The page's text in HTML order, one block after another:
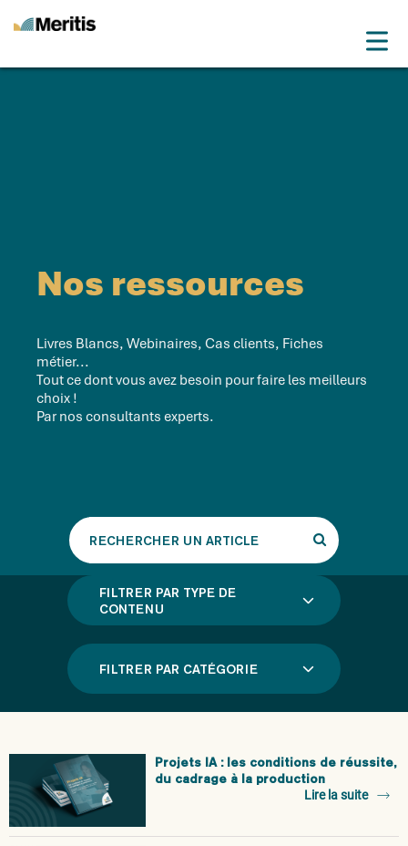
Nos ressources
Livres Blancs, Webinaires, Cas clients, Fiches
métier...
Tout ce dont vous avez besoin pour faire les meilleurs
choix !
Par nos consultants experts.
Rechercher
un
article
FILTRER PAR TYPE DE
CONTENU
FILTRER PAR CATÉGORIE
Projets IA : les conditions de réussite,
du cadrage à la production
Lire la suite